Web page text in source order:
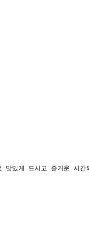
맛있게 드시고 즐거운 시